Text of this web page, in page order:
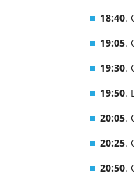
18:40.
19:05.
19:30.
19:50.
20:05.
20:25.
20:50.